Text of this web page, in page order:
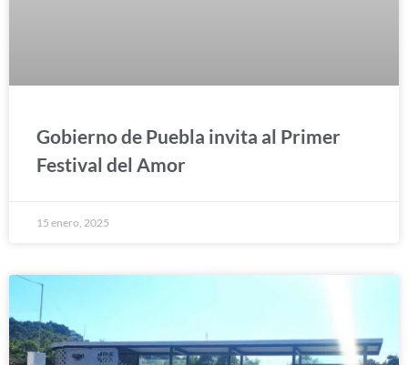
Gobierno de Puebla invita al Primer
Festival del Amor
15 enero, 2025